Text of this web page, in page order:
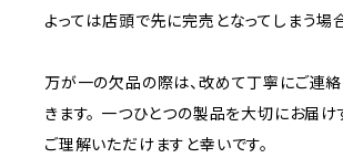
よっては店頭で先に完売となってしまう場
万が一の欠品の際は、改めて丁寧にご連
きます。 一つひとつの製品を大切にお届け
ご理解いただけますと幸いです。